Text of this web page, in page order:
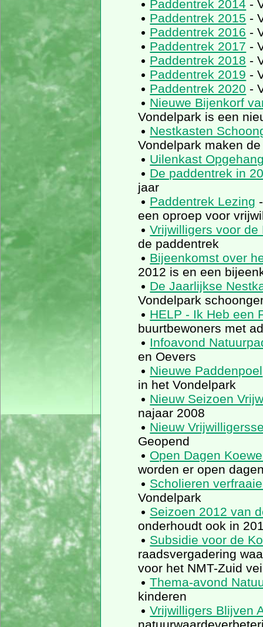
Paddentrek 2014 -
Paddentrek 2015 -
Paddentrek 2016 -
Paddentrek 2017 -
Paddentrek 2018 -
Paddentrek 2019 -
Paddentrek 2020 -
Nieuwe Bijenkorf
Vondelpark is een
Nestkasten
Vondelpark maken
Uilenkast
De paddentrek in
jaar
Paddentrek Lezing
een oproep voor
Vrijwilligers voor
de paddentrek
Bijeenkomst over
2012 is en een
De Jaarlijkse
Vondelpark
HELP - Ik Heb een
buurtbewoners met
Infoavond
en Oevers
Nieuwe Paddenpoel
in het Vondelpark
Nieuw Seizoen
najaar 2008
Nieuw
Geopend
Open Dagen
worden er open
Scholieren
Vondelpark
Seizoen 2012 van
onderhoudt ook in
Subsidie voor de
raadsvergadering
voor het NMT-Zuid
Thema-avond
kinderen
Vrijwilligers Blijven